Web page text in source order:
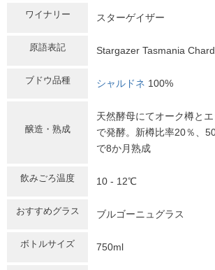
ワイナリー スターゲイザー
原語表記 Stargazer Tasmania
ブドウ品種 シャルドネ 100%
醸造・熟成
天然酵母にてオーク樽とエ
で発酵。新樽比率20％、
で8か月熟成
飲みごろ温度 10 - 12℃
おすすめグラス ブルゴーニュグラス
ボトルサイズ 750ml